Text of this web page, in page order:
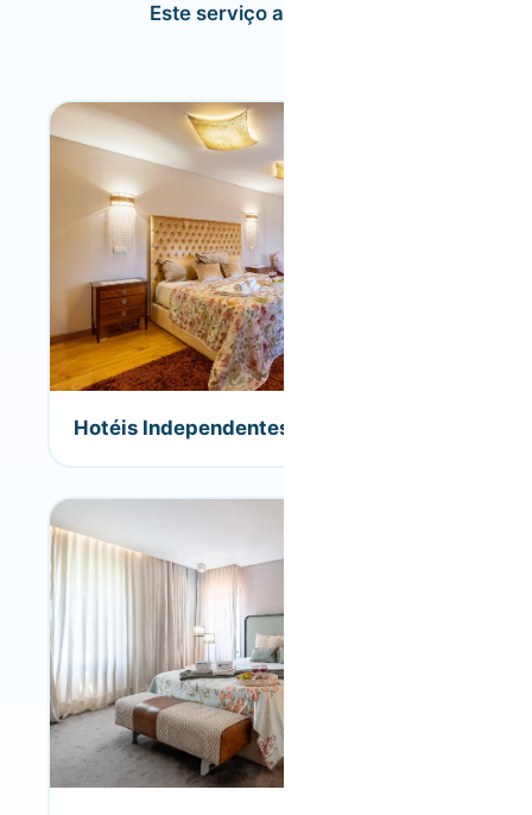
Este serviço aplica-se a:
Hotéis Independentes